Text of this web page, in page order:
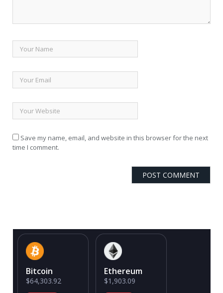
Save my name, email, and website in this browser for the next
time I comment.
Bitcoin
$64,303.92
Ethereum
$1,903.09